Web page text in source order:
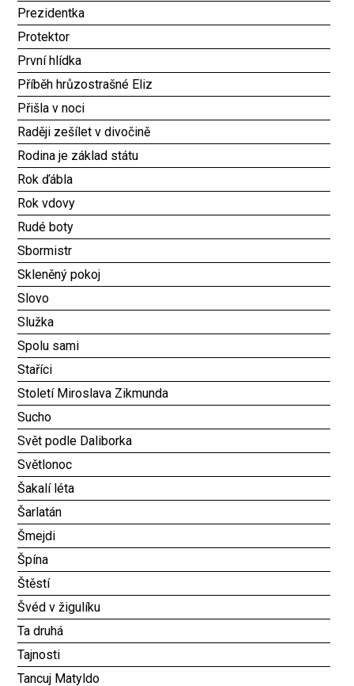
Prezidentka
Protektor
První hlídka
Příběh hrůzostrašné Eliz
Přišla v noci
Raději zešílet v divočině
Rodina je základ státu
Rok ďábla
Rok vdovy
Rudé boty
Sbormistr
Skleněný pokoj
Slovo
Služka
Spolu sami
Staříci
Století Miroslava Zikmunda
Sucho
Svět podle Daliborka
Světlonoc
Šakalí léta
Šarlatán
Šmejdi
Špína
Štěstí
Švéd v žigulíku
Ta druhá
Tajnosti
Tancuj Matyldo